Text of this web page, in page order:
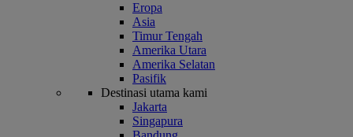
Eropa
Asia
Timur Tengah
Amerika Utara
Amerika Selatan
Pasifik
Destinasi utama kami
Jakarta
Singapura